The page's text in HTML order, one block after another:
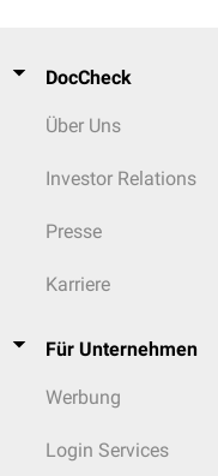
DocCheck
Über Uns
Investor Relations
Presse
Karriere
Für Unternehmen
Werbung
Login Services